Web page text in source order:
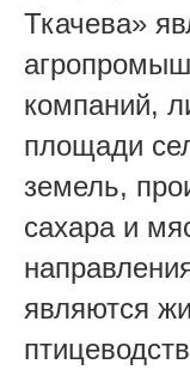
Ткачева»
компаний,
площади
земель,
сахара и
являются